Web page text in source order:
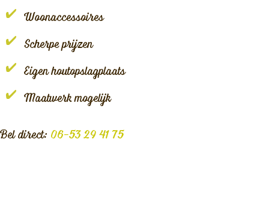
Woonaccessoires
Scherpe prijzen
Eigen houtopslagplaats
Maatwerk mogelijk
Bel direct: 06-53 29 41 75